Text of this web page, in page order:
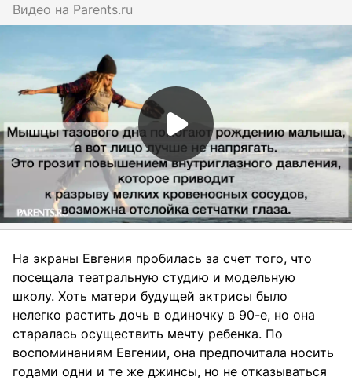
Видео на parents.ru
На экраны Евгения пробилась за счет того, что
посещала театральную студию и модельную
школу. Хоть матери будущей актрисы было
нелегко растить дочь в одиночку в 90-е, но она
старалась осуществить мечту ребенка. По
воспоминаниям Евгении, она предпочитала носить
годами одни и те же джинсы, но не отказываться